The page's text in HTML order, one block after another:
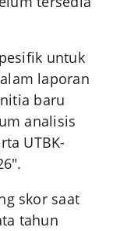
untuk
laporan
baru
analisis
UTBK-
skor saat
tahun